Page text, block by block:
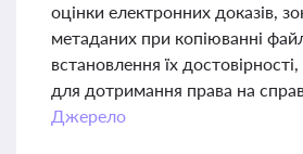
оцінки електронних доказів,
метаданих при копіюванні
встановлення їх
для дотримання права на
Джерело